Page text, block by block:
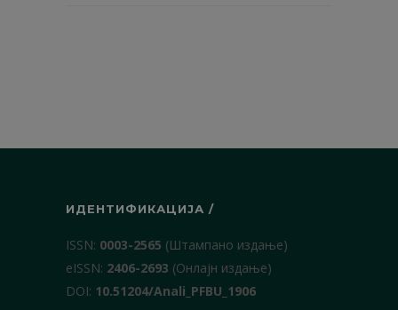
ИДЕНТИФИКАЦИЈА /
ISSN: 0003-2565 (Штампано издање)
еISSN: 2406-2693 (Онлајн издање)
DOI: 10.51204/Anali_PFBU_1906